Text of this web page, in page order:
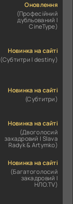
Оновлення
(Професійний
дубльований |
CineType)
Новинка на сайті
(Субтитри | destiny)
Новинка на сайті
(Субтитри)
Новинка на сайті
(Двоголосий
закадровий | Slava
Radyk & Artymko)
Новинка на сайті
(Багатоголосий
закадровий |
НЛО.TV)